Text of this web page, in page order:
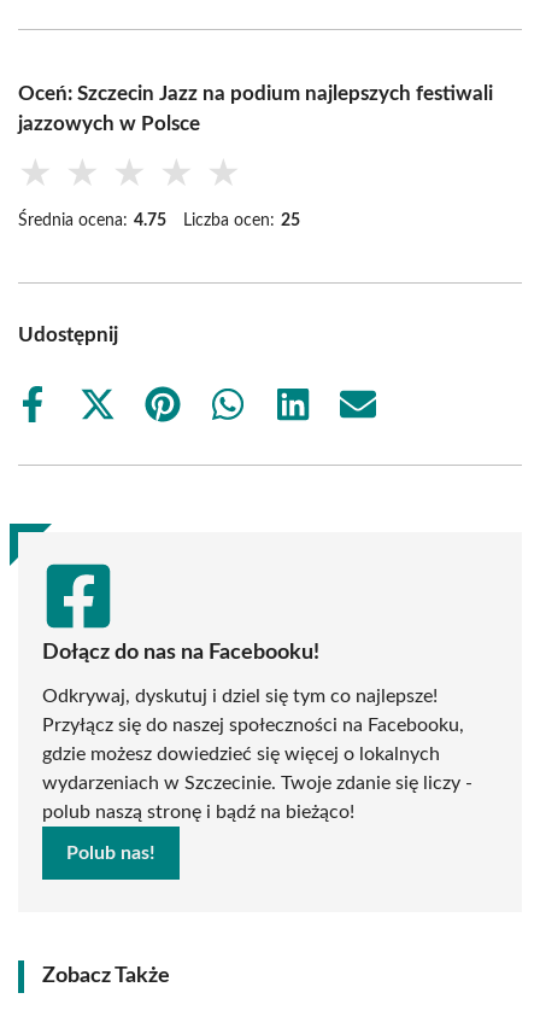
Oceń: Szczecin Jazz na podium najlepszych festiwali
jazzowych w Polsce
★ ★ ★ ★ ★
Średnia ocena: 4.75 Liczba ocen: 25
Udostępnij
Share
Share
(Twitter)
Share
Share
Share
Share
Dołącz do nas na Facebooku!
Odkrywaj, dyskutuj i dziel się tym co najlepsze!
Przyłącz się do naszej społeczności na Facebooku,
gdzie możesz dowiedzieć się więcej o lokalnych
wydarzeniach w Szczecinie. Twoje zdanie się liczy -
polub naszą stronę i bądź na bieżąco!
Polub nas!
Zobacz Także